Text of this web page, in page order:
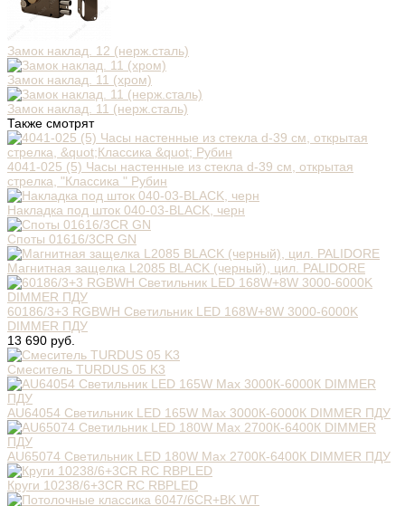
Замок наклад. 12 (нерж.сталь)
Замок наклад. 11 (хром)
Замок наклад. 11 (нерж.сталь)
Также смотрят
4041-025 (5) Часы настенные из стекла d-39 см, открытая
стрелка, "Классика " Рубин
Накладка под шток 040-03-BLACK, черн
Споты 01616/3CR GN
Магнитная защелка L2085 BLACK (черный), цил. PALIDORE
60186/3+3 RGBWH Светильник LED 168W+8W 3000-6000K
DIMMER ПДУ
13 690 руб.
Смеситель TURDUS 05 K3
AU64054 Светильник LED 165W Max 3000К-6000К DIMMER ПДУ
AU65074 Светильник LED 180W Max 2700К-6400К DIMMER ПДУ
Круги 10238/6+3CR RC RBPLED